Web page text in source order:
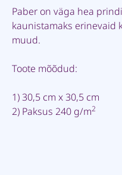
Paber on väga hea
kaunistamaks erinevaid
muud.
Toote mõõdud:
1) 30,5 cm x 30,5 cm
2) Paksus 240 g/m2